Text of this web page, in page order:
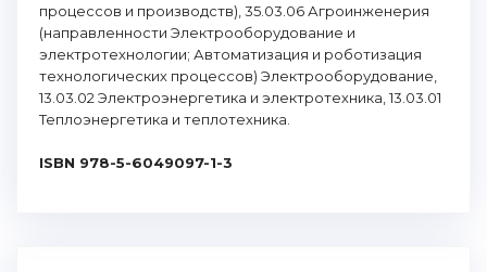
процессов и производств), 35.03.06 Агроинженерия
(направленности Электрооборудование и
электротехнологии; Автоматизация и роботизация
технологических процессов) Электрооборудование,
13.03.02 Электроэнергетика и электротехника, 13.03.01
Теплоэнергетика и теплотехника.
ISBN 978-5-6049097-1-3